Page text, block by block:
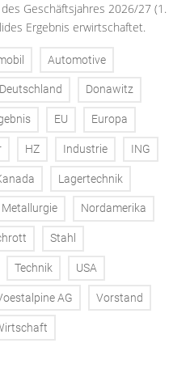
Geschäftsjahres 2026/27 (1.
Ergebnis erwirtschaftet.
Automotive
Deutschland Donawitz
EU Europa
HZ Industrie ING
Lagertechnik
Metallurgie Nordamerika
Stahl
Technik USA
AG Vorstand